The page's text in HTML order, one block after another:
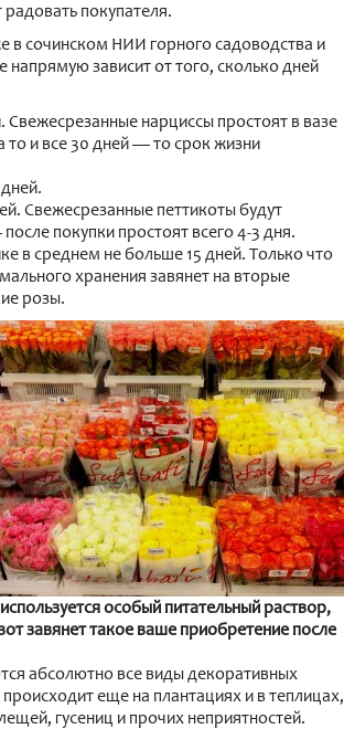
покупателя.
сочинском НИИ горного садоводства и
зависит от того, сколько дней
Свежесрезанные нарциссы простоят в вазе
то и все 30 дней — то срок жизни
Свежесрезанные петтикоты будут
покупки простоят всего 4-3 дня.
в среднем не больше 15 дней. Только что
хранения завянет на вторые
розы.
особый питательный раствор,
завянет такое ваше приобретение после
абсолютно все виды декоративных
еще на плантациях и в теплицах,
гусениц и прочих неприятностей.